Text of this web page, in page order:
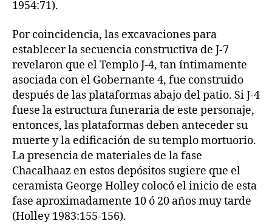
1954:71).
Por coincidencia, las excavaciones para
establecer la secuencia constructiva de J-7
revelaron que el Templo J-4, tan íntimamente
asociada con el Gobernante 4, fue construido
después de las plataformas abajo del patio. Si J-4
fuese la estructura funeraria de este personaje,
entonces, las plataformas deben anteceder su
muerte y la edificación de su templo mortuorio.
La presencia de materiales de la fase
Chacalhaaz en estos depósitos sugiere que el
ceramista George Holley colocó el inicio de esta
fase aproximadamente 10 ó 20 años muy tarde
(Holley 1983:155-156).